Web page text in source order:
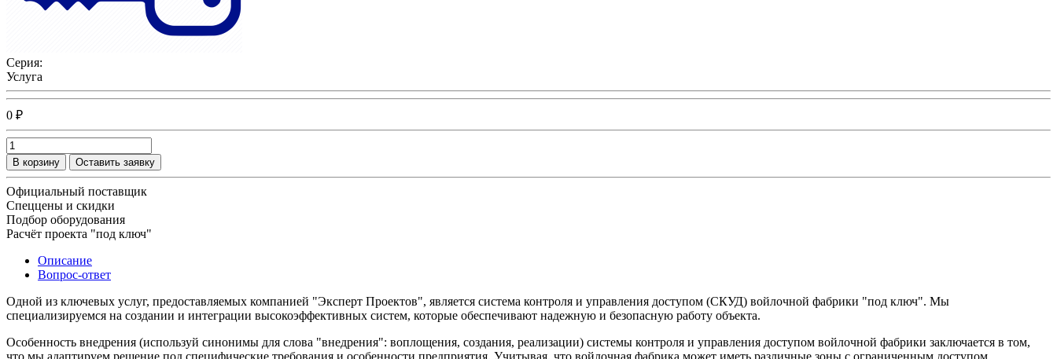
Серия:
Услуга
0 ₽
В корзину Оставить заявку
Официальный поставщик
Спеццены и скидки
Подбор оборудования
Расчёт проекта "под ключ"
Описание
Вопрос-ответ
Одной из ключевых услуг, предоставляемых компанией "Эксперт Проектов", является система контроля и управления доступом (СКУД) войлочной фабрики "под ключ". Мы
специализируемся на создании и интеграции высокоэффективных систем, которые обеспечивают надежную и безопасную работу объекта.
Особенность внедрения (используй синонимы для слова "внедрения": воплощения, создания, реализации) системы контроля и управления доступом войлочной фабрики заключается в том,
что мы адаптируем решение под специфические требования и особенности предприятия. Учитывая, что войлочная фабрика может иметь различные зоны с ограниченным доступом